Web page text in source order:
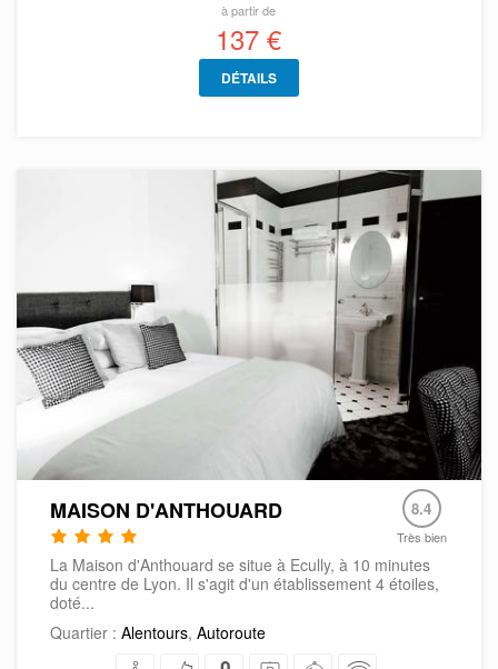
à partir de
137 €
DÉTAILS
MAISON D'ANTHOUARD 8.4
Très bien
La Maison d'Anthouard se situe à Ecully, à 10 minutes
du centre de Lyon. Il s'agit d'un établissement 4 étoiles,
doté...
Quartier : Alentours, Autoroute